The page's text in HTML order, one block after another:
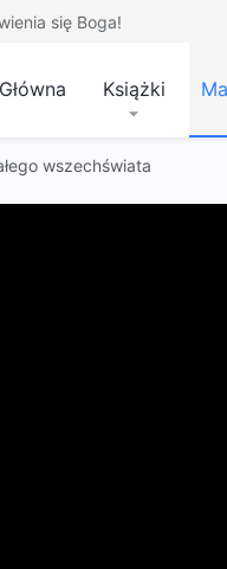
się Boga!
Książki
wszechświata